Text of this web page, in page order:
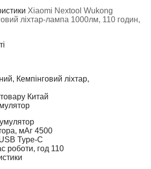
Xiaomi Nextool Wukong
ліхтар-лампа 1000лм, 110 годин,
Кемпінговий ліхтар,
Китай
мАг 4500
Type-C
роботи, год 110